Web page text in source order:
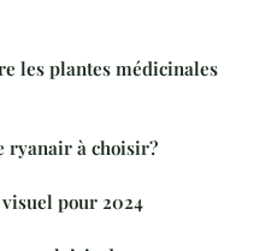
les plantes médicinales
ryanair à choisir?
pour 2024